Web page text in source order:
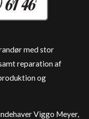
med stor
reparation af
og
Viggo Meyer,